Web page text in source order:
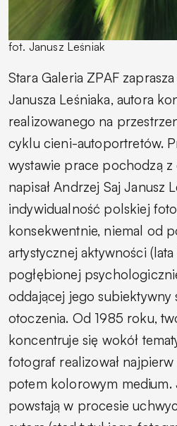
fot. Janusz Leśniak
Stara Galeria ZPAF
Janusza Leśniaka, autora
realizowanego na
cyklu cieni-autoportretów.
wystawie prace pochodzą
napisał Andrzej SajJanusz
indywidualność polskiej
konsekwentnie, niemal od
artystycznej aktywności
pogłębionej
oddającej jego subiektywny
otoczenia. Od 1985 roku,
koncentruje się wokół
fotograf realizował
potem kolorowym medium.
powstają w procesie